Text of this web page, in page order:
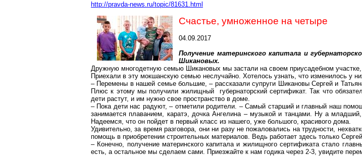
http://pravda-news.ru/topic/81631.html
Счастье, умноженное на четыре
04.09.2017
Получение материнского капитала и
Шикановых.
Дружную многодетную семью Шикановых мы застали на своем приусадебном
Приехали в эту мокшанскую семью неслучайно. Хотелось узнать, что изменилось у
– Перемены в нашей семье большие, – рассказали супруги ШикановыСергей и
Плюс к этому мы получили жилищный губернаторский сертификат. Так что
дети растут, и им нужно свое пространство в доме.
– Пока дети нас радуют, – отметили родители. – Самый старший и главный наш
занимается плаванием, каратэ, дочка Ангелина – музыкой и танцами. Ну а
Надеемся, что он пойдет в первый класс из нашего, уже большого, красивого дома.
Удивительно, за время разговора, они ни разу не пожаловались на трудности,
помощь в приобретении строительных материалов. Ведь работает здесь только
– Конечно, получение материнского капитала и жилищного сертификата стало
есть, а остальное мы сделаем сами. Приезжайте к нам годика через 2-3, увидите